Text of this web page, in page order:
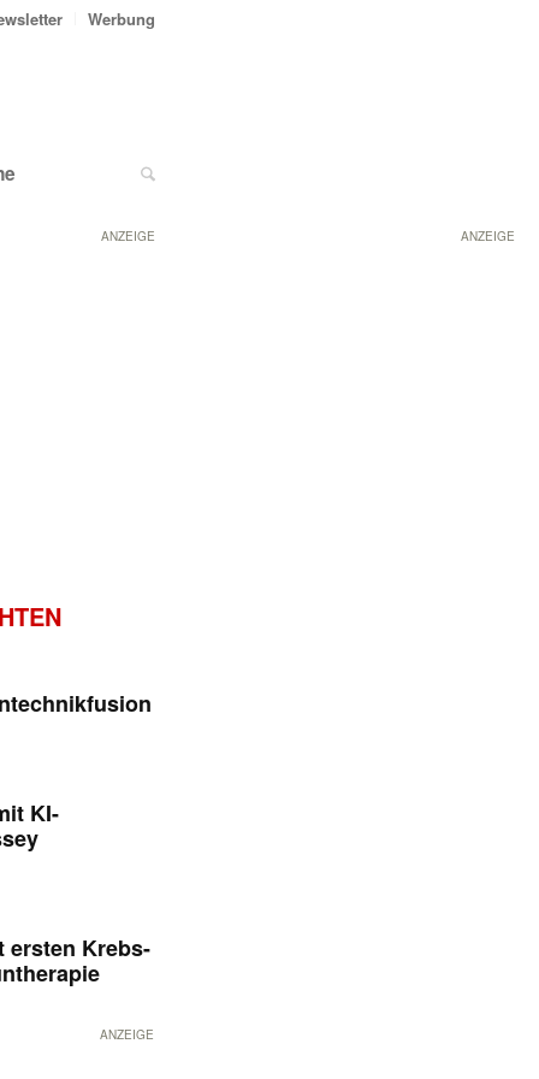
ANZEIGE
Werbung
ANZEIGE
KI-
ersten Krebs-
ANZEIGE